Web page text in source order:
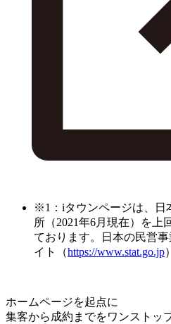
※1：iタウンページは、日
所（2021年6月現在）を上
ております。日本の民営
イト（https://www.stat.go.jp
ホームページを起点に
集客から成約までをワンストッ